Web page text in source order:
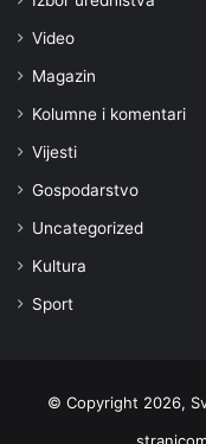
Video
Magazin
Kolumne i komentari
Vijesti
Gospodarstvo
Uncategorized
Kultura
Sport
© Copyright 2026,